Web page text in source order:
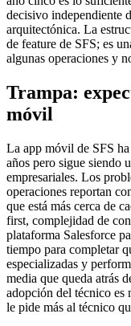
decisivo independiente
arquitectónica. La
de feature de SFS; es
algunas operaciones y
Trampa:
móvil
La app móvil de SFS
años pero sigue siendo
empresariales. Los
operaciones reportan
que está más cerca de
first, complejidad de
plataforma Salesforce
tiempo para completar
especializadas y
media que queda atrás
adopción del técnico
le pide más al técnico